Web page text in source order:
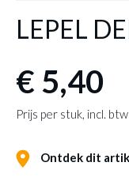
LEPEL
€ 5,40
Prijs per stuk, incl.
Ontdek dit